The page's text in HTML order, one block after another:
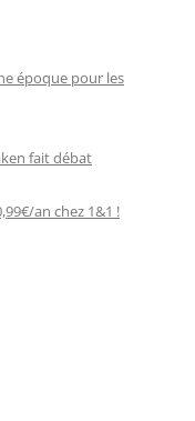
époque pour les
fait débat
an chez 1&1 !